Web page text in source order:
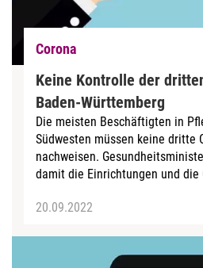
Corona
Keine Kontrolle der
Baden-Württemberg
Die meisten Beschäftigten in
Südwesten müssen keine dritte
nachweisen.
damit die Einrichtungen und die
20.09.2022